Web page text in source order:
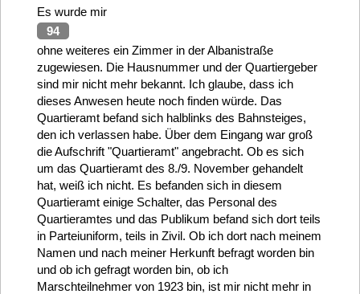
Es wurde mir
94
ohne weiteres ein Zimmer in der Albanistraße
zugewiesen. Die Hausnummer und der Quartiergeber
sind mir nicht mehr bekannt. Ich glaube, dass ich
dieses Anwesen heute noch finden würde. Das
Quartieramt befand sich halblinks des Bahnsteiges,
den ich verlassen habe. Über dem Eingang war groß
die Aufschrift "Quartieramt" angebracht. Ob es sich
um das Quartieramt des 8./9. November gehandelt
hat, weiß ich nicht. Es befanden sich in diesem
Quartieramt einige Schalter, das Personal des
Quartieramtes und das Publikum befand sich dort teils
in Parteiuniform, teils in Zivil. Ob ich dort nach meinem
Namen und nach meiner Herkunft befragt worden bin
und ob ich gefragt worden bin, ob ich
Marschteilnehmer von 1923 bin, ist mir nicht mehr in